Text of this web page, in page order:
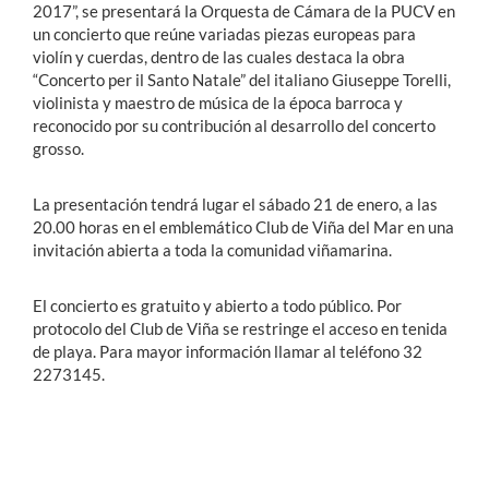
Alumni
English
2017”, se presentará la Orquesta de Cámara de la PUCV en
un concierto que reúne variadas piezas europeas para
violín y cuerdas, dentro de las cuales destaca la obra
“Concerto per il Santo Natale” del italiano Giuseppe Torelli,
violinista y maestro de música de la época barroca y
reconocido por su contribución al desarrollo del concerto
grosso.
La presentación tendrá lugar el sábado 21 de enero, a las
20.00 horas en el emblemático Club de Viña del Mar en una
invitación abierta a toda la comunidad viñamarina.
El concierto es gratuito y abierto a todo público. Por
protocolo del Club de Viña se restringe el acceso en tenida
de playa. Para mayor información llamar al teléfono 32
2273145.